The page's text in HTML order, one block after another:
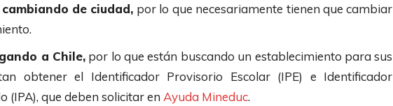
de ciudad, por lo que necesariamente tienen que cambiar
a Chile,por lo que están buscando un establecimiento para sus
obtener el Identificador Provisorio Escolar (IPE) e Identificador
(IPA), que deben solicitar en Ayuda Mineduc.